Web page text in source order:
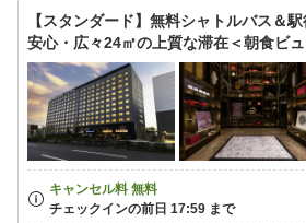
【スタンダード】無料シャトルバス＆
安心・広々24㎡の上質な滞在＜朝食ビ